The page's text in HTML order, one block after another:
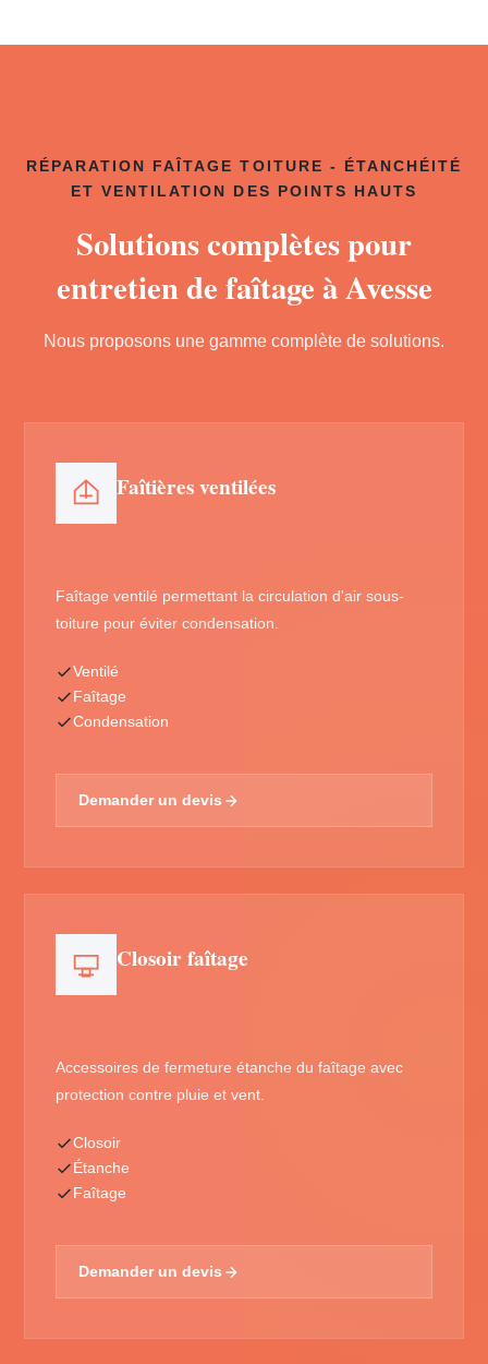
RÉPARATION FAÎTAGE TOITURE - ÉTANCHÉITÉ
ET VENTILATION DES POINTS HAUTS
Solutions complètes pour
entretien de faîtage à Avesse
Nous proposons une gamme complète de solutions.
Faîtières ventilées
Faîtage ventilé permettant la circulation d'air sous-
toiture pour éviter condensation.
Ventilé
Faîtage
Condensation
Demander un devis
Closoir faîtage
Accessoires de fermeture étanche du faîtage avec
protection contre pluie et vent.
Closoir
Étanche
Faîtage
Demander un devis